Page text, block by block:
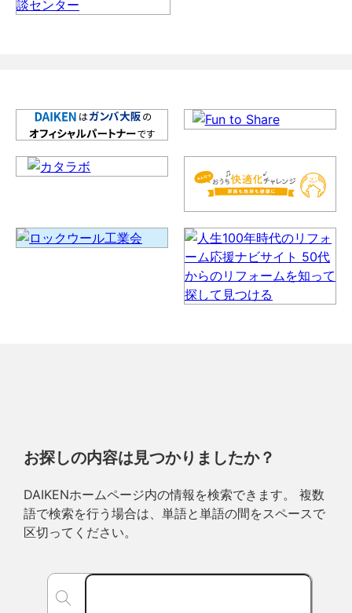
お探しの内容は見つかりましたか？
DAIKENホームページ内の情報を検索できます。 複数
語で検索を行う場合は、単語と単語の間をスペースで
区切ってください。